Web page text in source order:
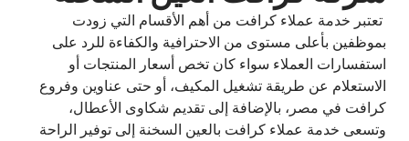
تعتبر خدمة عملاء كرافت من أهم الأقسام التي زودت
بموظفين بأعلى مستوى من الاحترافية والكفاءة للرد على
استفسارات العملاء سواء كان تخص أسعار المنتجات أو
الاستعلام عن طريقة تشغيل المكيف، أو حتى عناوين وفروع
كرافت في مصر، بالإضافة إلى تقديم شكاوى الأعطال،
وتسعى خدمة عملاء كرافت بالعين السخنة إلى توفير الراحة